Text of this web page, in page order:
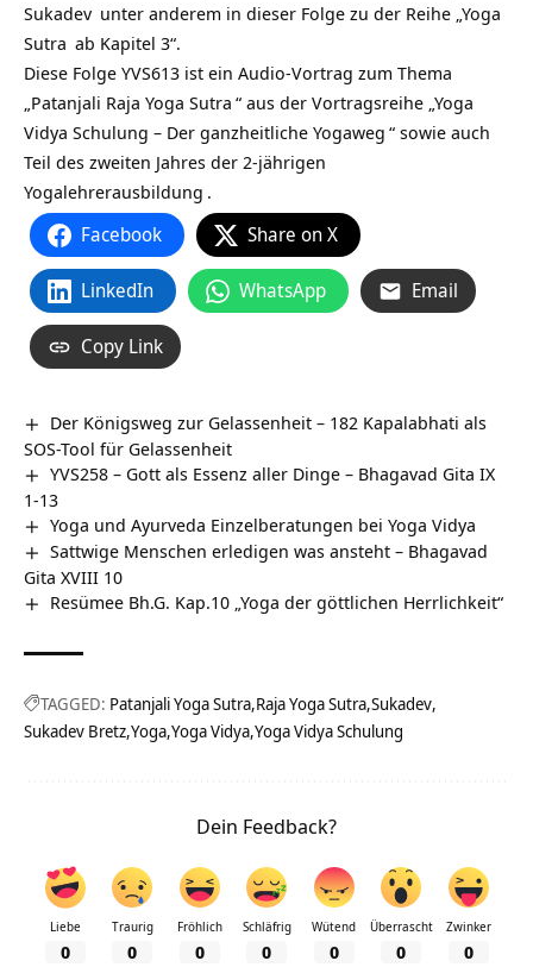
Sukadev unter anderem in dieser Folge zu der Reihe „Yoga
Sutra ab Kapitel 3“.
Diese Folge YVS613 ist ein Audio-Vortrag zum Thema
„Patanjali Raja Yoga Sutra “ aus der Vortragsreihe „Yoga
Vidya Schulung – Der ganzheitliche Yogaweg “ sowie auch
Teil des zweiten Jahres der 2-jährigen
Yogalehrerausbildung .
Facebook Share on X
LinkedIn WhatsApp Email
Copy Link
Der Königsweg zur Gelassenheit – 182 Kapalabhati als
SOS-Tool für Gelassenheit
YVS258 – Gott als Essenz aller Dinge – Bhagavad Gita IX
1-13
Yoga und Ayurveda Einzelberatungen bei Yoga Vidya
Sattwige Menschen erledigen was ansteht – Bhagavad
Gita XVIII 10
Resümee Bh.G. Kap.10 „Yoga der göttlichen Herrlichkeit“
TAGGED: Patanjali Yoga Sutra Raja Yoga Sutra Sukadev
Sukadev Bretz Yoga Yoga Vidya Yoga Vidya Schulung
Dein Feedback?
Liebe
0
Traurig
0
Fröhlich
0
Schläfrig
0
Wütend
0
Überrascht
0
Zwinker
0